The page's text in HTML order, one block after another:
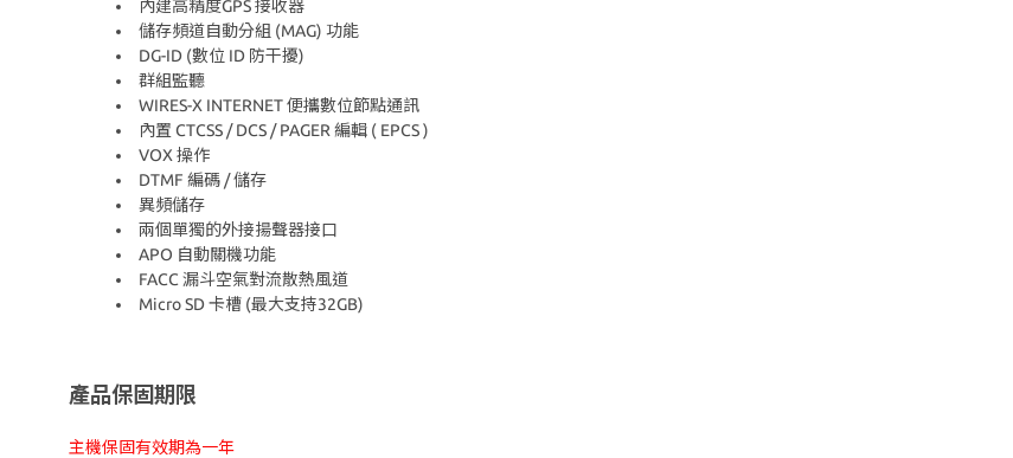
內建高精度GPS 接收器
儲存頻道自動分組 (MAG) 功能
DG-ID (數位 ID 防干擾)
群組監聽
WIRES-X INTERNET 便攜數位節點通訊
內置 CTCSS / DCS / PAGER 編輯 ( EPCS )
VOX 操作
DTMF 編碼 / 儲存
異頻儲存
兩個單獨的外接揚聲器接口
APO 自動關機功能
FACC 漏斗空氣對流散熱風道
Micro SD 卡槽 (最大支持32GB)
產品保固期限
主機保固有效期為一年